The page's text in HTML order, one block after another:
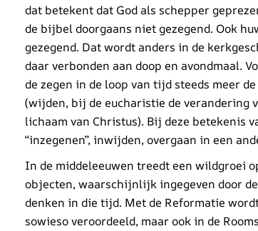
dat betekent dat God als schepper
de bijbel doorgaans niet gezegend. Ook
gezegend. Dat wordt anders in de
daar verbonden aan doop en avondmaal.
de zegen in de loop van tijd steeds meer
(wijden, bij de eucharistie de verandering
lichaam van Christus). Bij deze betekenis
“inzegenen”, inwijden, overgaan in een
In de middeleeuwen treedt een wildgroei
objecten, waarschijnlijk ingegeven door
denken in die tijd. Met de Reformatie
sowieso veroordeeld, maar ook in de